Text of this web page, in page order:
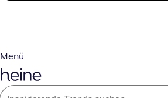
Menü